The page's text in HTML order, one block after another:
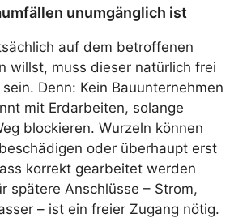
unumgänglich ist
auf dem betroffenen
willst, muss dieser natürlich frei
Denn: Kein Bauunternehmen
mit Erdarbeiten, solange
blockieren. Wurzeln können
oder überhaupt erst
korrekt gearbeitet werden
spätere Anschlüsse – Strom,
– ist ein freier Zugang nötig.